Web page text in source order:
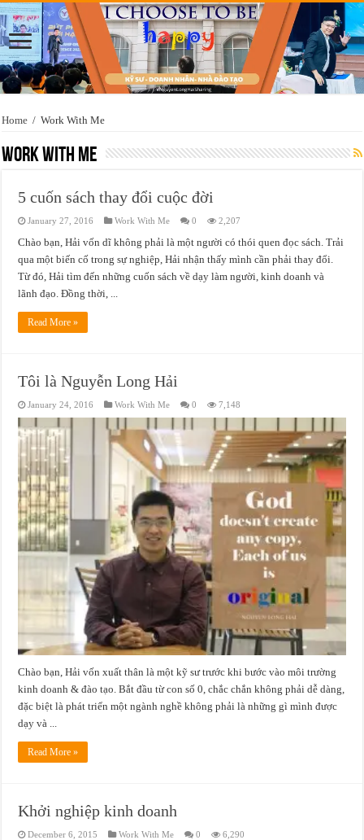
Home / Work With Me
Work With Me
5 cuốn sách thay đổi cuộc đời
January 27, 2016 Work With Me 0 2,207
Chào bạn, Hải vốn dĩ không phải là một người có thói quen đọc sách. Trải
qua một biến cố trong sự nghiệp, Hải nhận thấy mình cần phải thay đổi.
Từ đó, Hải tìm đến những cuốn sách về dạy làm người, kinh doanh và
lãnh đạo. Đồng thời, ...
Read More »
Tôi là Nguyễn Long Hải
January 24, 2016 Work With Me 0 7,148
Chào bạn, Hải vốn xuất thân là một kỹ sư trước khi bước vào môi trường
kinh doanh & đào tạo. Bắt đầu từ con số 0, chắc chắn không phải dễ dàng,
đặc biệt là phát triển một ngành nghề không phải là những gì mình được
dạy và ...
Read More »
Khởi nghiệp kinh doanh
December 6, 2015 Work With Me 0 6,290